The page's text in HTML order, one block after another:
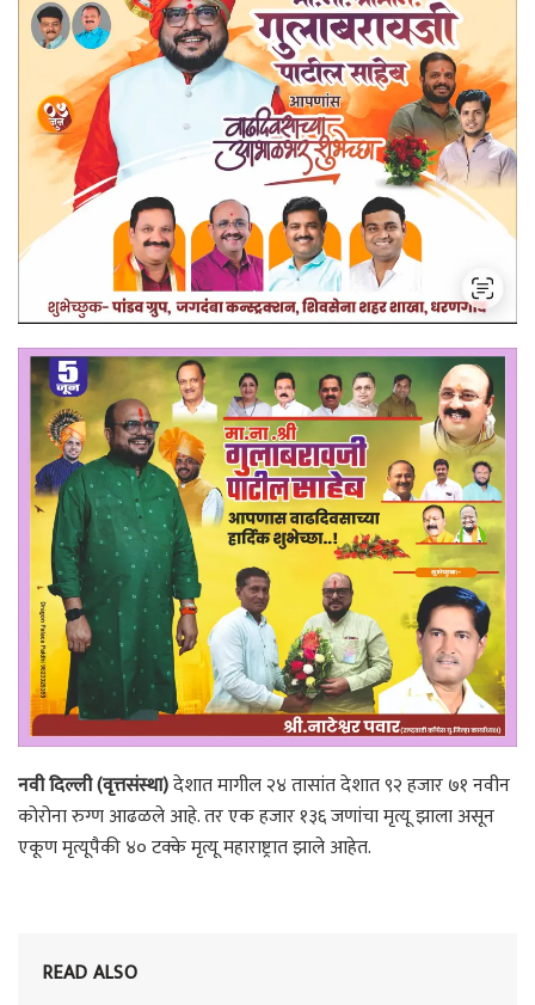
नवी दिल्ली (वृत्तसंस्था)देशात मागील २४ तासांत देशात ९२ हजार ७१ नवीन
कोरोना रुग्ण आढळले आहे. तर एक हजार १३६ जणांचा मृत्यू झाला असून
एकूण मृत्यूपैकी ४० टक्के मृत्यू महाराष्ट्रात झाले आहेत.
READ ALSO